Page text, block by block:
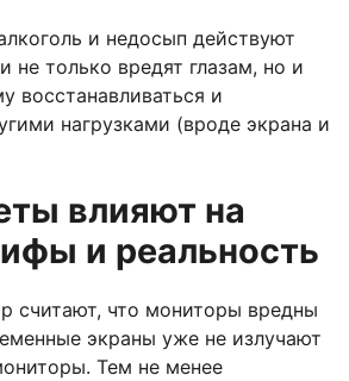
и недосып действуют
не только вредят глазам, но и
восстанавливаться и
нагрузками (вроде экрана и
влияют на
и реальность
считают, что мониторы вредны
экраны уже не излучают
Тем не менее